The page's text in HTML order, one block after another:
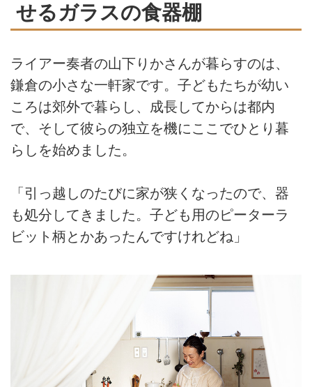
せるガラスの食器棚
ライアー奏者の山下りかさんが暮らすのは、
鎌倉の小さな一軒家です。子どもたちが幼い
ころは郊外で暮らし、成長してからは都内
で、そして彼らの独立を機にここでひとり暮
らしを始めました。
「引っ越しのたびに家が狭くなったので、器
も処分してきました。子ども用のピーターラ
ビット柄とかあったんですけれどね」